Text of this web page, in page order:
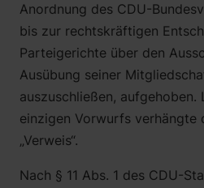
Anordnung des CDU-
bis zur rechtskräftigen
Parteigerichte über den
Ausübung seiner
auszuschließen,
einzigen Vorwurfs verhängte
„Verweis“.
Nach § 11 Abs. 1 des CDU-